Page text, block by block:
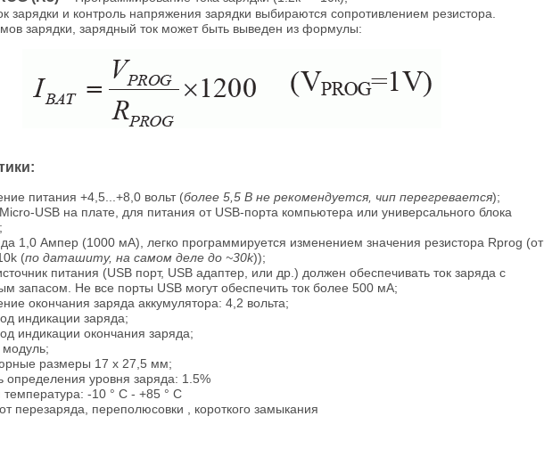
зарядки и контроль напряжения зарядки выбираются сопротивлением резистора.
зарядки, зарядный ток может быть выведен из формулы:
питания +4,5...+8,0 вольт (более 5,5 В не рекомендуется, чип перегревается);
USB на плате, для питания от USB-порта компьютера или универсального блока
1,0 Ампер (1000 мА), легко программируется изменением значения резистора Rprog (от
(по даташиту, на самом деле до ~30k));
питания (USB порт, USB адаптер, или др.) должен обеспечивать ток заряда с
запасом. Не все порты USB могут обеспечить ток более 500 мА;
окончания заряда аккумулятора: 4,2 вольта;
индикации заряда;
индикации окончания заряда;
модуль;
размеры 17 х 27,5 мм;
определения уровня заряда: 1.5%
температура: -10 ° C - +85 ° C
перезаряда, переполюсовки , короткого замыкания